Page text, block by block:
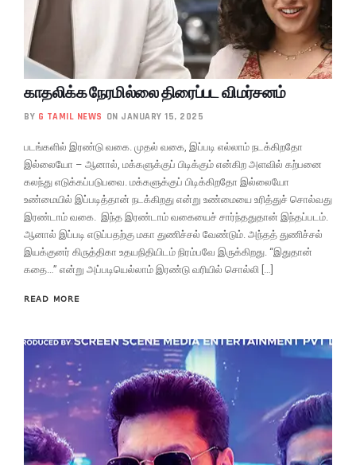
காதலிக்க நேரமில்லை திரைப்பட விமர்சனம்
BY G TAMIL NEWS ON JANUARY 15, 2025
படங்களில் இரண்டு வகை. முதல் வகை, இப்படி எல்லாம் நடக்கிறதோ
இல்லையோ – ஆனால், மக்களுக்குப் பிடிக்கும் என்கிற அளவில் கற்பனை
கலந்து எடுக்கப்படுபவை. மக்களுக்குப் பிடிக்கிறதோ இல்லையோ
உண்மையில் இப்படித்தான் நடக்கிறது என்று உண்மையை உரித்துச் சொல்வது
இரண்டாம் வகை. இந்த இரண்டாம் வகையைச் சார்ந்ததுதான் இந்தப்படம்.
ஆனால் இப்படி எடுப்பதற்கு மகா துணிச்சல் வேண்டும். அந்தத் துணிச்சல்
இயக்குனர் கிருத்திகா உதயநிதியிடம் நிரம்பவே இருக்கிறது. “இதுதான்
கதை…” என்று அப்படியெல்லாம் இரண்டு வரியில் சொல்லி […]
READ MORE